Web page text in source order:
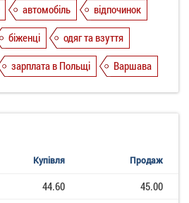
автомобіль
відпочинок
біженці
одяг та взуття
зарплата в Польщі Варшава
Купівля Продаж
44.60
45.00